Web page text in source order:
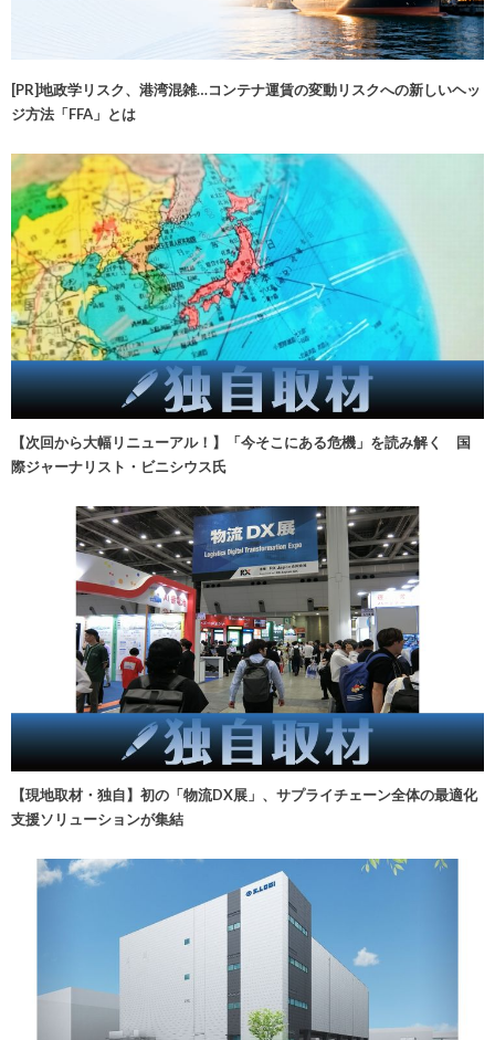
[PR]地政学リスク、港湾混雑…コンテナ運賃の変動リスクへの新しいヘッ
ジ方法「FFA」とは
【次回から大幅リニューアル！】「今そこにある危機」を読み解く 国
際ジャーナリスト・ビニシウス氏
【現地取材・独自】初の「物流DX展」、サプライチェーン全体の最適化
支援ソリューションが集結